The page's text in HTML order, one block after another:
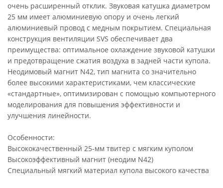
очень расширенный отклик. Звуковая катушка диаметром
25 мм имеет алюминиевую опору и очень легкий
алюминиевый провод с медным покрытием. Специальная
конструкция вентиляции SVS обеспечивает два
преимущества: оптимальное охлаждение звуковой катушки
и предотвращение сжатия воздуха в задней части купола.
Неодимовый магнит N42, тип магнита со значительно
более высокими характеристиками, чем классические
«стандартные», оптимизирован с помощью компьютерного
моделирования для повышения эффективности и
улучшения линейности.
Особенности:
Высококачественный 25-мм твитер с мягким куполом
Высокоэффективный магнит (неодим N42)
Специальный мягкий материал купола высокого качества